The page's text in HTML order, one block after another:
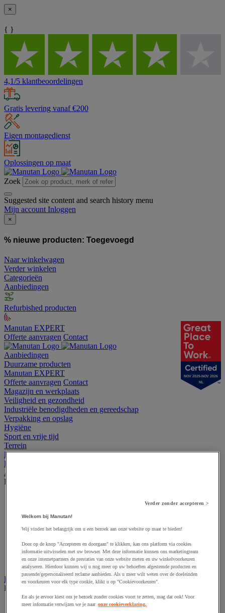
×
{ }
4,1/5 klantbeoordelingen
Gratis levering vanaf €200
Eigen montagedienst
Oplossingen op maat
Zoek
Suggested site content and search history menu
Mijn account Inloggen
×
% nieuwe producten: Toegevoegd
Naar winkelwagen
Verder winkelen
Categorieën
Aanbiedingen
Refurbished producten
Manutan EXPERT
Offerte aanvragen Contact
Aanbiedingen
Duurzame producten
Manutan EXPERT
Offerte aanvragen Contact
Magazijn en werkplaats
Veiligheid en gezondheid
Industriële benodigdheden en gereedschap
Verpakking en opslag
Hygiëne
Sport en vrije tijd
Terrein
Kantoor
Horeca
Afvalbeheer
Bekijk de hele productgroep
Afvalzak
Afvalzakhouder
Big bag
Overslag container
Sorteerbak en buitencontainer
Handdoeken en handdoekdispenser
Bekijk de hele productgroep
Handdoek gevouwen en rollen
NOV 2025-NOV 2026
NL
Verder zonder accepteren >
Welkom bij Manutan!
Wij vinden het belangrijk om u een bezoek aan onze website op maat te bieden!
Door op de knop "Accepteren en doorgaan" te klikken, kan ons platform via cookies
informatie uitwisselen met uw browser. Met deze informatie kunnen ons marketingteam
en onze internetpartners de prestaties van onze website meten en uw winkelvoorkeuren
analyseren. Hierdoor kunnen wij u nog meer op uw behoeften afgestemde producten en
passende/gepersonaliseerd reclame aanbieden. Als u meer wilt weten over de doeleinden
en voorkeuren voor elk type cookie, klikt u op "Cookievoorkeuren".
En als je ervoor kiest om je bezoek zonder cookies voort te zetten, mag dat ook! Voor
meer informatie verwijzen we je naar onze cookieverklaring.